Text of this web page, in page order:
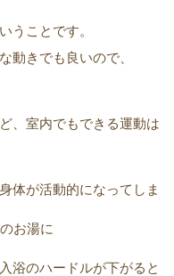
うことです。
動きでも良いので、
、室内でもできる運動は
体が活動的になってしま
お湯に
浴のハードルが下がると